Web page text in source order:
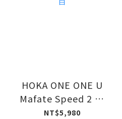
HOKA ONE ONE U
Mafate Speed 2 越
野鞋 炭黑/大理石白
NT$5,980